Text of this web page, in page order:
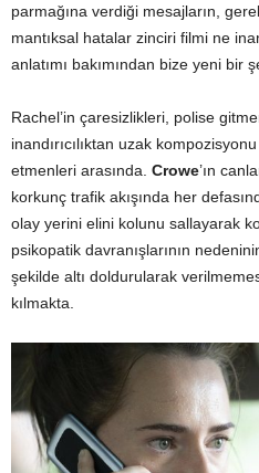
parmağına verdiği mesajların,
mantıksal hatalar zinciri filmi ne
anlatımı bakımından bize yeni bir
Rachel’in çaresizlikleri, polise
inandırıcılıktan uzak
etmenleri arasında. Crowe’ın
korkunç trafik akışında her
olay yerini elini kolunu sallayarak
psikopatik davranışlarının
şekilde altı doldurularak
kılmakta.